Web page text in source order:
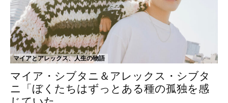
マイアとアレックス、人生の物語
マイア・シブタニ＆アレックス・シブタ
ニ「ぼくたちはずっとある種の孤独を感